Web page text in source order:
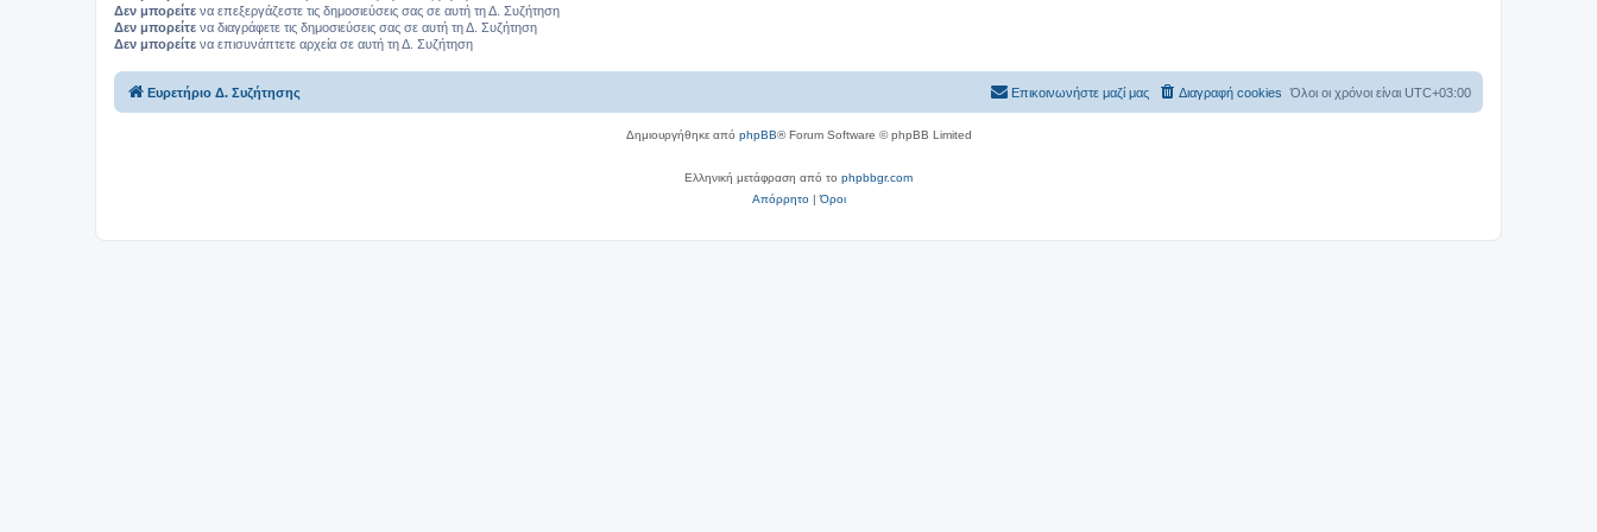
Δεν μπορείτε να επεξεργάζεστε τις δημοσιεύσεις σας σε αυτή τη Δ. Συζήτηση
Δεν μπορείτε να διαγράφετε τις δημοσιεύσεις σας σε αυτή τη Δ. Συζήτηση
Δεν μπορείτε να επισυνάπτετε αρχεία σε αυτή τη Δ. Συζήτηση
Ευρετήριο Δ. Συζήτησης Όλοι οι χρόνοι είναι UTC+03:00
Διαγραφή cookies
Επικοινωνήστε μαζί μας
Δημιουργήθηκε από phpBB® Forum Software © phpBB Limited
Ελληνική μετάφραση από το phpbbgr.com
Απόρρητο|Όροι